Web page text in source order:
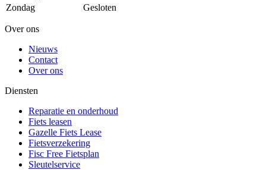
Zondag
Gesloten
Over ons
Nieuws
Contact
Over ons
Diensten
Reparatie en onderhoud
Fiets leasen
Gazelle Fiets Lease
Fietsverzekering
Fisc Free Fietsplan
Sleutelservice